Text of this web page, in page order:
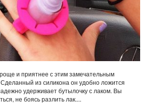
и приятнее с этим замечательным
из силикона он удобно ложится
удерживает бутылочку с лаком. Вы
не боясь разлить лак....